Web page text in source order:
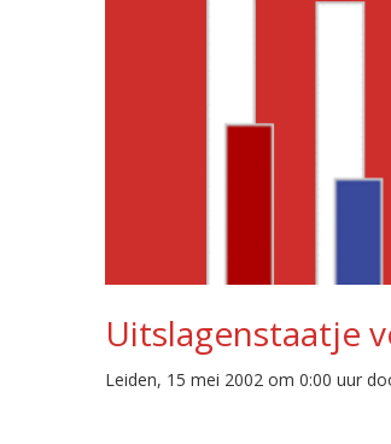
Uitslagenstaatje
Leiden, 15 mei 2002 om 0:00 uur